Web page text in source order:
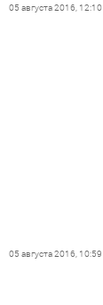
05 августа 2016, 12:10
05 августа 2016, 10:59